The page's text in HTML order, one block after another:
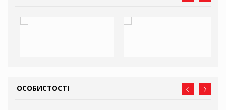
ОСОБИСТОСТІ